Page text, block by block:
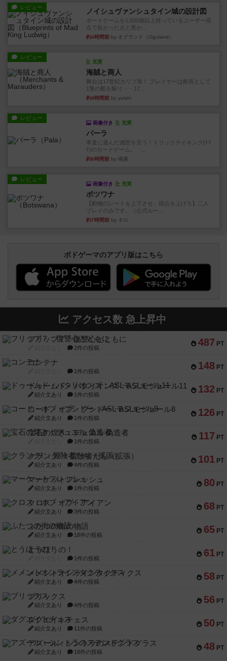
レビュー ノイシュヴァンシュタイン城の設計図
ボードゲームを1,000個以上持っているユーザー視
点で良かった点と悪か...
約4時間前 by オグランド（Oguland）
レビュー
充実
海賊と商人
舞台は17世紀カリブ海！ プレイヤーは船長として
1隻の船を駆り・・17...
約4時間前 by yuishi
レビュー
画像付き 充実
パーラ
率直に遊んだ感想を言う！トリックテイキング(ﾄﾘ
ﾃ)のカードゲーム。 ...
約6時間前 by 鳴屋
レビュー
画像付き 充実
ボツワナ
【動物のレートを上下させ、得点を上げろ】二人
プレイのみです。（公式ルー...
約7時間前 by ネロ
ボドゲーマのアプリ版はこちら
アクセス数 急上昇中
487 PT
フリップ７：復讐心とともに
2件の投稿
148 PT
コンテナ
1件の投稿
132 PT
ドゥームド・バタリオンズ：ASLモジュール11
紹介文あり 1件の投稿
126 PT
コード・オブ・ブシドー：ASLモジュール8
紹介文あり 1件の投稿
117 PT
宝石の煌き：デュエル 偽造者
1件の投稿
101 PT
クランク! ：冒険者たち（拡張）
紹介文あり 4件の投稿
80 PT
マーケットフレッシュ
紹介文あり 1件の投稿
68 PT
クロス・オブ・アイアン
紹介文あり 3件の投稿
65 PT
ふたつの街の物語
紹介文あり 18件の投稿
61 PT
とうほうの！
1件の投稿
58 PT
メメントオンラインタクティクス
紹介文あり 4件の投稿
56 PT
ブリックス
紹介文あり 4件の投稿
50 PT
ダグエイトチェス
紹介文あり 11件の投稿
48 PT
アズール：シントラのステンドグラス
紹介文あり 18件の投稿